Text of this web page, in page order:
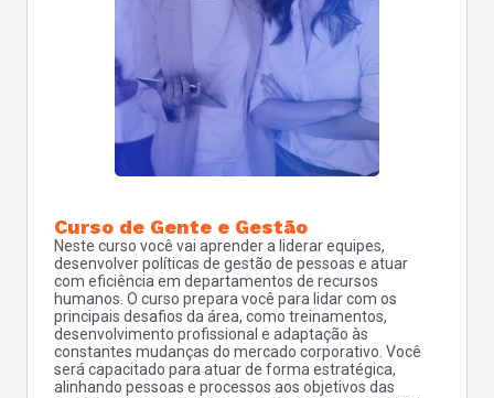
Curso de Gente e Gestão
Neste curso você vai aprender a liderar equipes,
desenvolver políticas de gestão de pessoas e atuar
com eficiência em departamentos de recursos
humanos. O curso prepara você para lidar com os
principais desafios da área, como treinamentos,
desenvolvimento profissional e adaptação às
constantes mudanças do mercado corporativo. Você
será capacitado para atuar de forma estratégica,
alinhando pessoas e processos aos objetivos das